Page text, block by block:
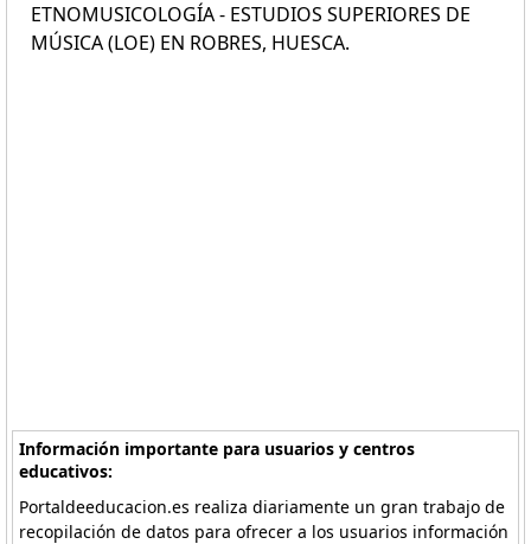
ETNOMUSICOLOGÍA - ESTUDIOS SUPERIORES DE
MÚSICA (LOE) EN ROBRES, HUESCA.
Información importante para usuarios y centros
educativos:
Portaldeeducacion.es realiza diariamente un gran trabajo de
recopilación de datos para ofrecer a los usuarios información